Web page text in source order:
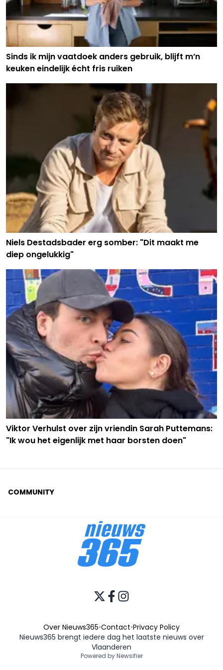
Sinds ik mijn vaatdoek anders gebruik, blijft m’n
keuken eindelijk écht fris ruiken
Niels Destadsbader erg somber: "Dit maakt me
diep ongelukkig"
Viktor Verhulst over zijn vriendin Sarah Puttemans:
"Ik wou het eigenlijk met haar borsten doen"
COMMUNITY
Over Nieuws365•Contact•Privacy Policy
Nieuws365 brengt iedere dag het laatste nieuws over
Vlaanderen
Powered by Newsifier